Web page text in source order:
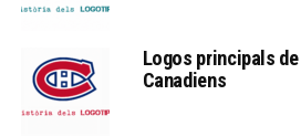
Logos principals de
Canadiens